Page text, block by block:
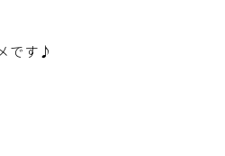
です♪